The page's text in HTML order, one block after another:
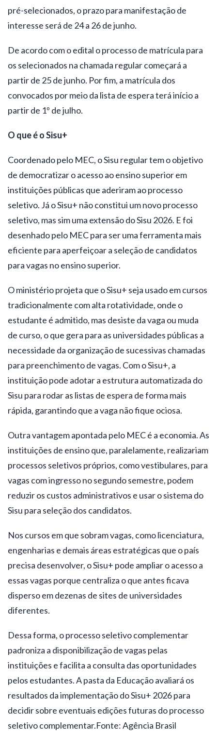
pré-selecionados, o prazo para manifestação de
interesse será de 24 a 26 de junho.
De acordo com o edital o processo de matrícula para
os selecionados na chamada regular começará a
partir de 25 de junho. Por fim, a matrícula dos
convocados por meio da lista de espera terá início a
partir de 1º de julho.
O que é o Sisu+
Coordenado pelo MEC, o Sisu regular tem o objetivo
de democratizar o acesso ao ensino superior em
instituições públicas que aderiram ao processo
seletivo. Já o Sisu+ não constitui um novo processo
seletivo, mas sim uma extensão do Sisu 2026. E foi
desenhado pelo MEC para ser uma ferramenta mais
eficiente para aperfeiçoar a seleção de candidatos
para vagas no ensino superior.
O ministério projeta que o Sisu+ seja usado em cursos
tradicionalmente com alta rotatividade, onde o
estudante é admitido, mas desiste da vaga ou muda
de curso, o que gera para as universidades públicas a
necessidade da organização de sucessivas chamadas
para preenchimento de vagas. Com o Sisu+, a
instituição pode adotar a estrutura automatizada do
Sisu para rodar as listas de espera de forma mais
rápida, garantindo que a vaga não fique ociosa.
Outra vantagem apontada pelo MEC é a economia. As
instituições de ensino que, paralelamente, realizariam
processos seletivos próprios, como vestibulares, para
vagas com ingresso no segundo semestre, podem
reduzir os custos administrativos e usar o sistema do
Sisu para seleção dos candidatos.
Nos cursos em que sobram vagas, como licenciatura,
engenharias e demais áreas estratégicas que o país
precisa desenvolver, o Sisu+ pode ampliar o acesso a
essas vagas porque centraliza o que antes ficava
disperso em dezenas de sites de universidades
diferentes.
Dessa forma, o processo seletivo complementar
padroniza a disponibilização de vagas pelas
instituições e facilita a consulta das oportunidades
pelos estudantes. A pasta da Educação avaliará os
resultados da implementação do Sisu+ 2026 para
decidir sobre eventuais edições futuras do processo
seletivo complementar.Fonte: Agência Brasil